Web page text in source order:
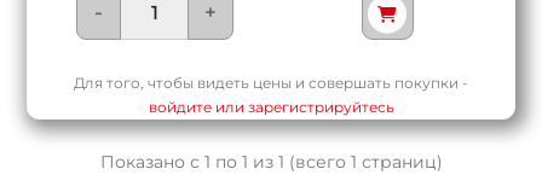
- +
Для того, чтобы видеть цены и совершать покупки -
войдите или зарегистрируйтесь
Показано с 1 по 1 из 1 (всего 1 страниц)